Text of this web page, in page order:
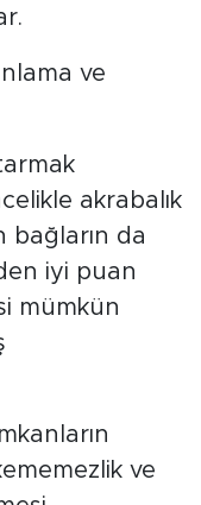
ve
akrabalık
bağların da
iyi puan
mümkün
ve